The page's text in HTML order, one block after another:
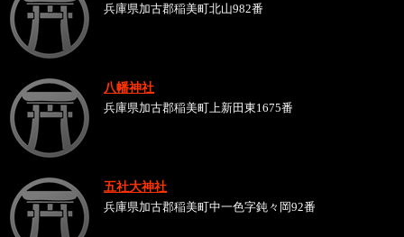
兵庫県加古郡稲美町北山982番
八幡神社
兵庫県加古郡稲美町上新田東1675番
五社大神社
兵庫県加古郡稲美町中一色字鈍々岡92番